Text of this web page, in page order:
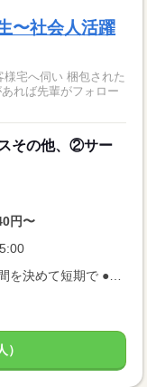
〜社会人活躍
宅へ伺い 梱包された
れば先輩がフォロー
その他、②サー
円〜
【自己申告制】 ●空いた時間だけ ●期間を決めて短期で ●週3日でバランスよく ◎仕事は毎日あります！ 入りたい時に入って、休みたい時に休む♪ ★安定してお仕事あり AMのみ/PMのみもOK♪